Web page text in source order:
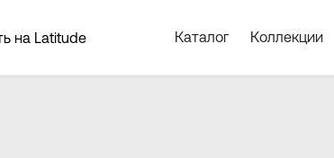
Каталог Коллекции